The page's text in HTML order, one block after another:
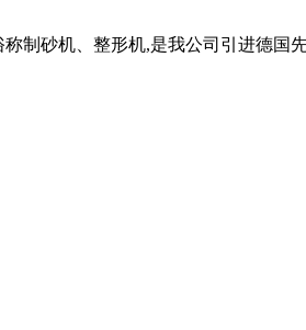
制砂机、整形机,是我公司引进德国